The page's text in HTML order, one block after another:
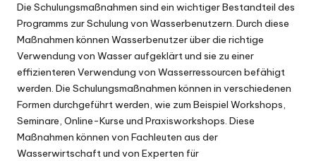
Die Schulungsmaßnahmen sind ein wichtiger Bestandteil des
Programms zur Schulung von Wasserbenutzern. Durch diese
Maßnahmen können Wasserbenutzer über die richtige
Verwendung von Wasser aufgeklärt und sie zu einer
effizienteren Verwendung von Wasserressourcen befähigt
werden. Die Schulungsmaßnahmen können in verschiedenen
Formen durchgeführt werden, wie zum Beispiel Workshops,
Seminare, Online-Kurse und Praxisworkshops. Diese
Maßnahmen können von Fachleuten aus der
Wasserwirtschaft und von Experten für